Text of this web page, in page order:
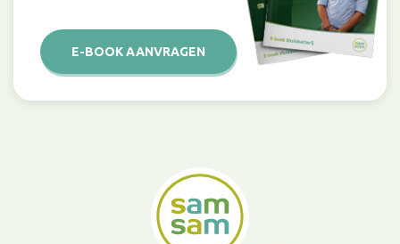
E-BOOK AANVRAGEN